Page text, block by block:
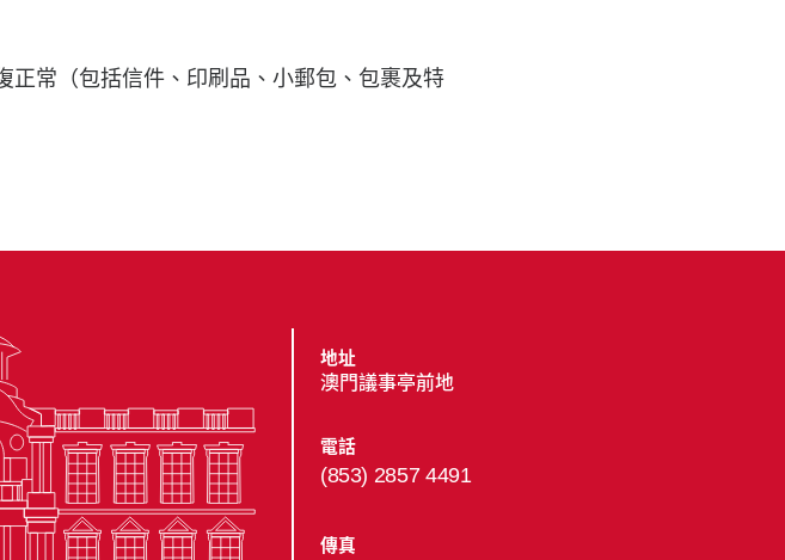
正常（包括信件、印刷品、小郵包、包裹及特
地址
澳門議事亭前地
電話
(853) 2857 4491
傳真